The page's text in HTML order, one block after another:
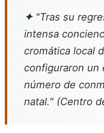
✦"Tras su
intensa
cromática local
configuraron un
número de
natal." (Centro